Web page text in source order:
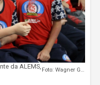
da ALEMS,
Foto: Wagner Guimarães